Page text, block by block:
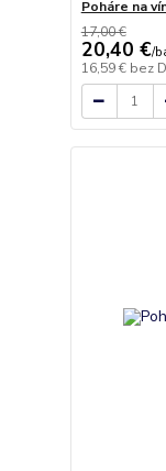
Poháre na
17,00 €
20,40 €/
16,59 € bez